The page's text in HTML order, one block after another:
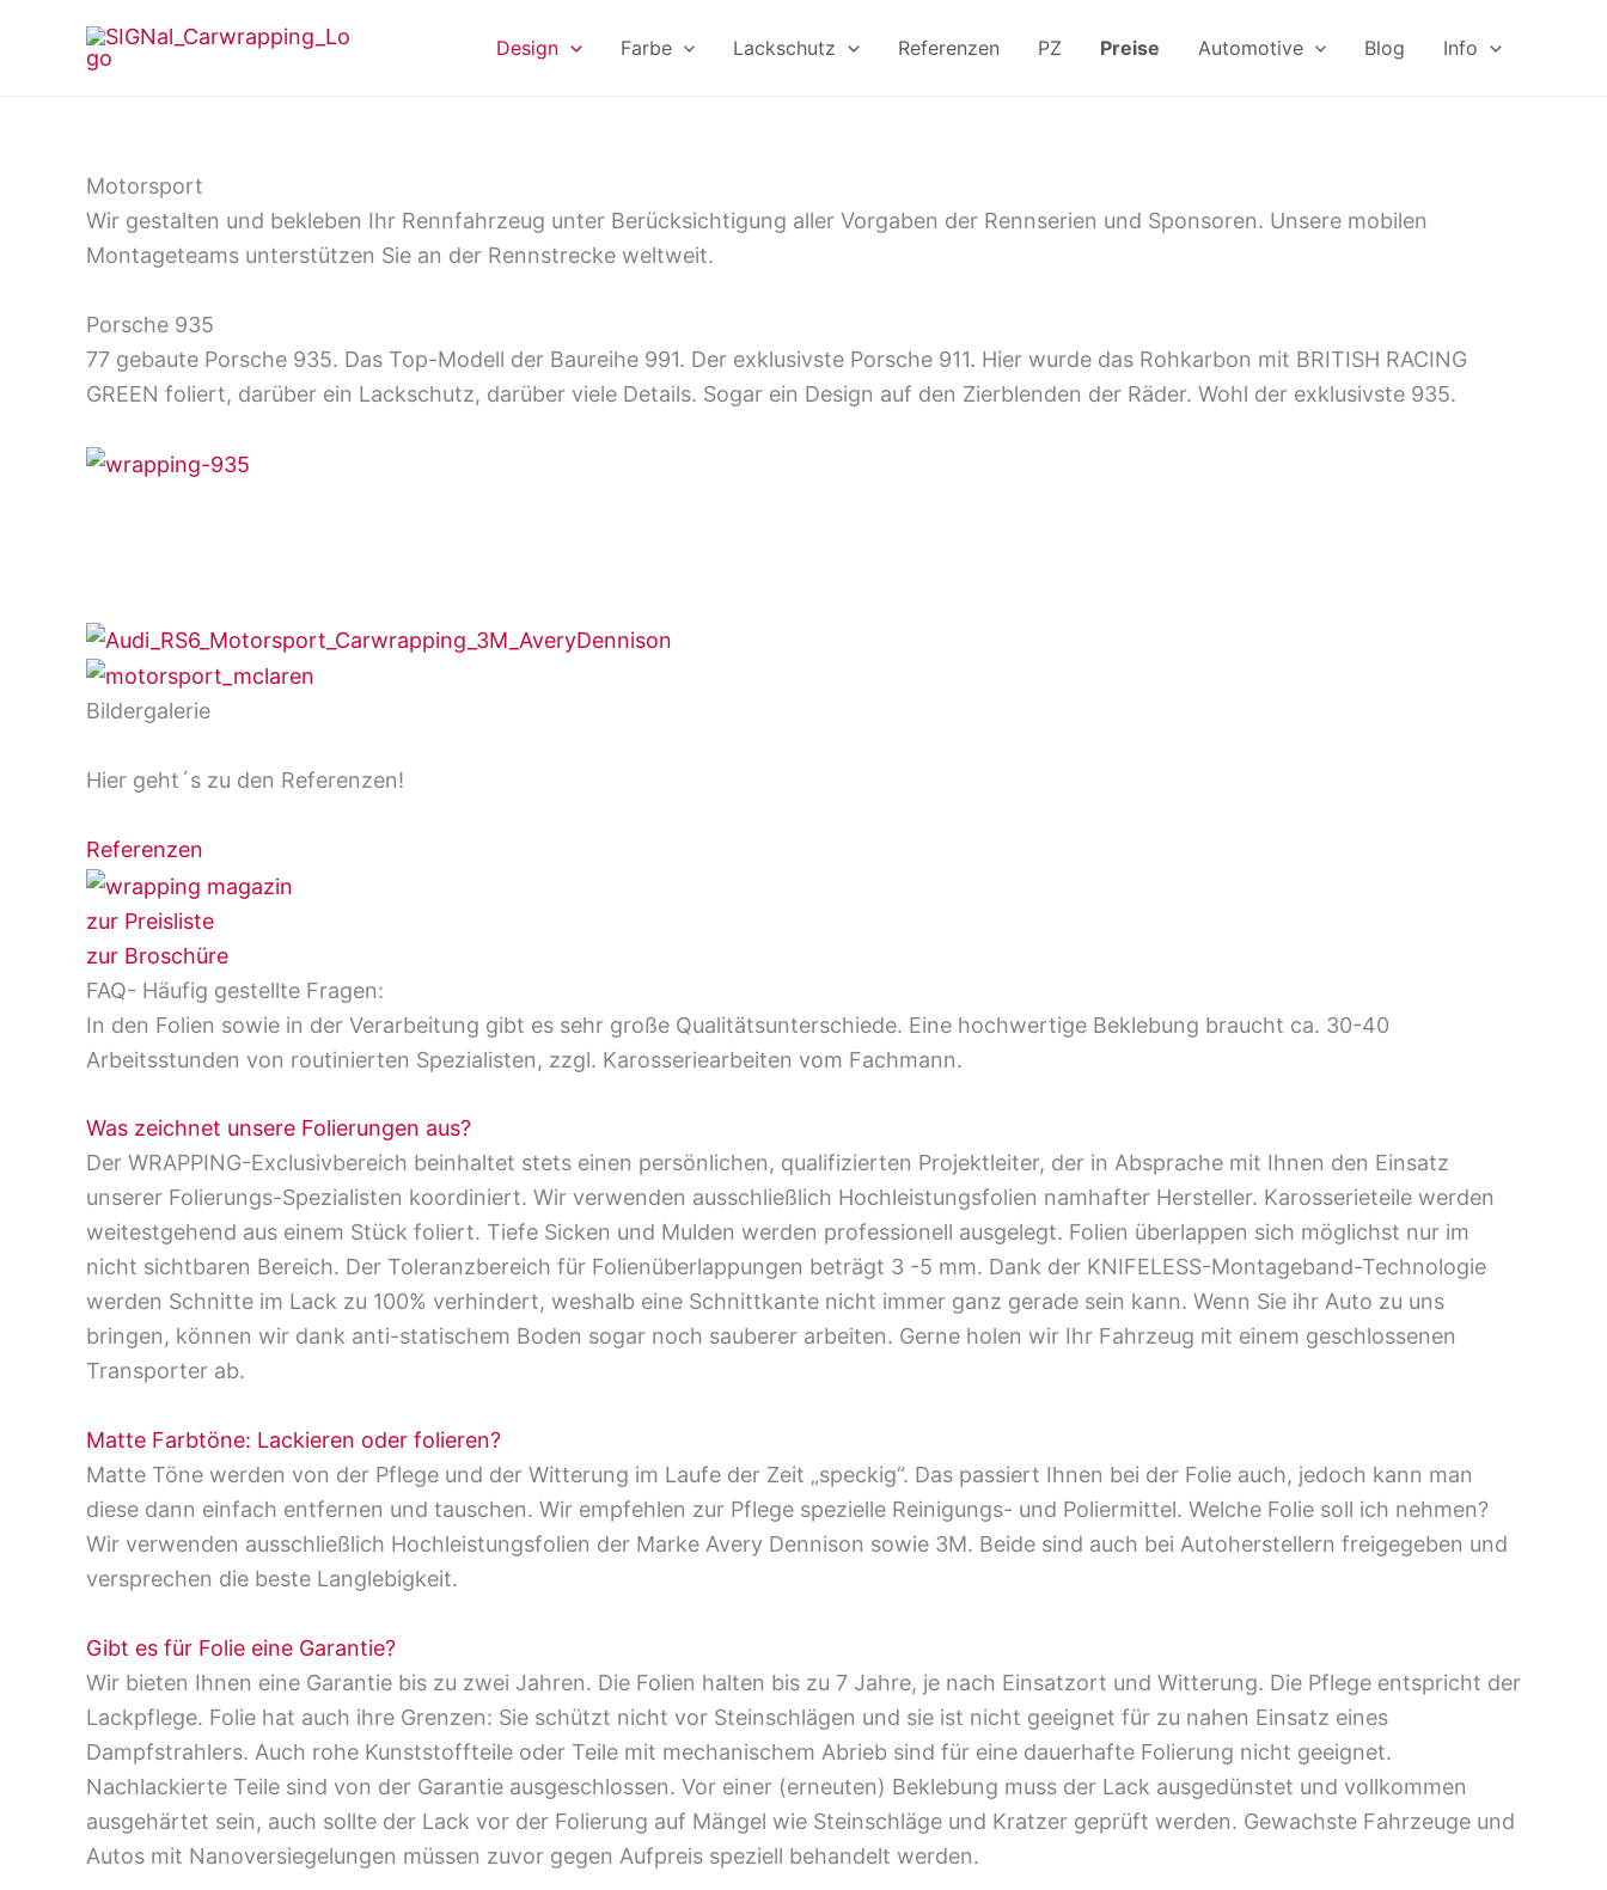
Design Farbe Lackschutz Referenzen PZ Preise Automotive Blog Info
Motorsport
Wir gestalten und bekleben Ihr Rennfahrzeug unter Berücksichtigung aller Vorgaben der Rennserien und Sponsoren. Unsere mobilen
Montageteams unterstützen Sie an der Rennstrecke weltweit.
Porsche 935
77 gebaute Porsche 935. Das Top-Modell der Baureihe 991. Der exklusivste Porsche 911. Hier wurde das Rohkarbon mit BRITISH RACING
GREEN foliert, darüber ein Lackschutz, darüber viele Details. Sogar ein Design auf den Zierblenden der Räder. Wohl der exklusivste 935.
Bildergalerie
Hier geht´s zu den Referenzen!
Referenzen
zur Preisliste
zur Broschüre
FAQ- Häufig gestellte Fragen:
In den Folien sowie in der Verarbeitung gibt es sehr große Qualitätsunterschiede. Eine hochwertige Beklebung braucht ca. 30-40
Arbeitsstunden von routinierten Spezialisten, zzgl. Karosseriearbeiten vom Fachmann.
Was zeichnet unsere Folierungen aus?
Der WRAPPING-Exclusivbereich beinhaltet stets einen persönlichen, qualifizierten Projektleiter, der in Absprache mit Ihnen den Einsatz
unserer Folierungs-Spezialisten koordiniert. Wir verwenden ausschließlich Hochleistungsfolien namhafter Hersteller. Karosserieteile werden
weitestgehend aus einem Stück foliert. Tiefe Sicken und Mulden werden professionell ausgelegt. Folien überlappen sich möglichst nur im
nicht sichtbaren Bereich. Der Toleranzbereich für Folienüberlappungen beträgt 3 -5 mm. Dank der KNIFELESS-Montageband-Technologie
werden Schnitte im Lack zu 100% verhindert, weshalb eine Schnittkante nicht immer ganz gerade sein kann. Wenn Sie ihr Auto zu uns
bringen, können wir dank anti-statischem Boden sogar noch sauberer arbeiten. Gerne holen wir Ihr Fahrzeug mit einem geschlossenen
Transporter ab.
Matte Farbtöne: Lackieren oder folieren?
Matte Töne werden von der Pflege und der Witterung im Laufe der Zeit „speckig“. Das passiert Ihnen bei der Folie auch, jedoch kann man
diese dann einfach entfernen und tauschen. Wir empfehlen zur Pflege spezielle Reinigungs- und Poliermittel. Welche Folie soll ich nehmen?
Wir verwenden ausschließlich Hochleistungsfolien der Marke Avery Dennison sowie 3M. Beide sind auch bei Autoherstellern freigegeben und
versprechen die beste Langlebigkeit.
Gibt es für Folie eine Garantie?
Wir bieten Ihnen eine Garantie bis zu zwei Jahren. Die Folien halten bis zu 7 Jahre, je nach Einsatzort und Witterung. Die Pflege entspricht der
Lackpflege. Folie hat auch ihre Grenzen: Sie schützt nicht vor Steinschlägen und sie ist nicht geeignet für zu nahen Einsatz eines
Dampfstrahlers. Auch rohe Kunststoffteile oder Teile mit mechanischem Abrieb sind für eine dauerhafte Folierung nicht geeignet.
Nachlackierte Teile sind von der Garantie ausgeschlossen. Vor einer (erneuten) Beklebung muss der Lack ausgedünstet und vollkommen
ausgehärtet sein, auch sollte der Lack vor der Folierung auf Mängel wie Steinschläge und Kratzer geprüft werden. Gewachste Fahrzeuge und
Autos mit Nanoversiegelungen müssen zuvor gegen Aufpreis speziell behandelt werden.